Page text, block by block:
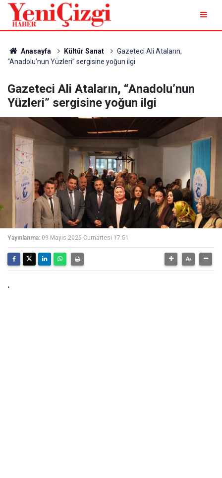
Anasayfa Kültür Sanat
Gazeteci Ali Ataların,
“Anadolu’nun Yüzleri” sergisine yoğun ilgi
Gazeteci Ali Ataların, “Anadolu’nun
Yüzleri” sergisine yoğun ilgi
Yayınlanma: 09 Mayıs 2026 Cumartesi 17:51
.